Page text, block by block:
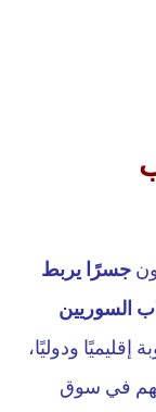
جسرًا يربط
السوريين
إقليميًا ودوليًا،
في سوق